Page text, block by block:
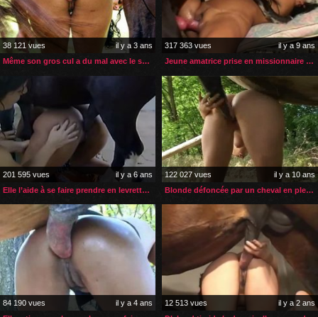
38 121 vues
il y a 3 ans
Même son gros cul a du mal avec le sexe de son cheval
317 363 vues
il y a 9 ans
Jeune amatrice prise en missionnaire par son chien
201 595 vues
il y a 6 ans
Elle l’aide à se faire prendre en levrette par un poney
122 027 vues
il y a 10 ans
Blonde défoncée par un cheval en plein air
84 190 vues
il y a 4 ans
12 513 vues
il y a 2 ans